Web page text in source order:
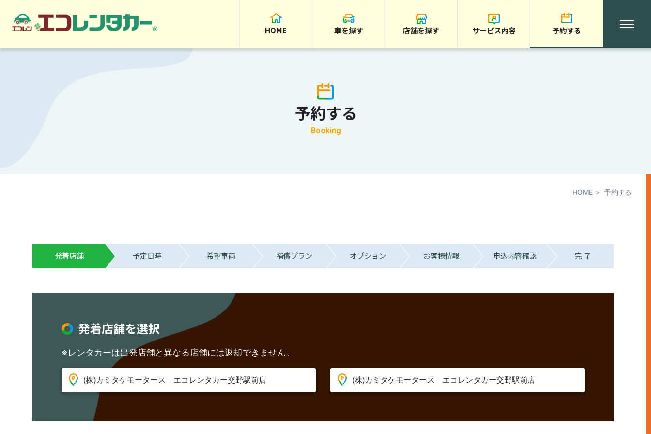
HOME 車を探す 店舗を探す サービス内容 予約する
予約する
Booking
HOME 予約する
発着店舗 予定日時 希望車両 補償プラン オプション お客様情報 申込内容確認 完 了
発着店舗を選択
※レンタカーは出発店舗と異なる店舗には返却できません。